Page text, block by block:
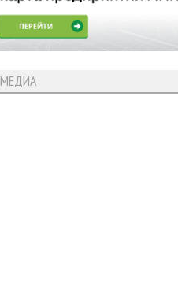
МЕДИА